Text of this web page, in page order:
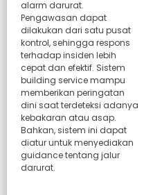
alarm darurat.
Pengawasan dapat
dilakukan dari satu pusat
kontrol, sehingga respons
terhadap insiden lebih
cepat dan efektif. Sistem
building service mampu
memberikan peringatan
dini saat terdeteksi adanya
kebakaran atau asap.
Bahkan, sistem ini dapat
diatur untuk menyediakan
guidance tentang jalur
darurat.